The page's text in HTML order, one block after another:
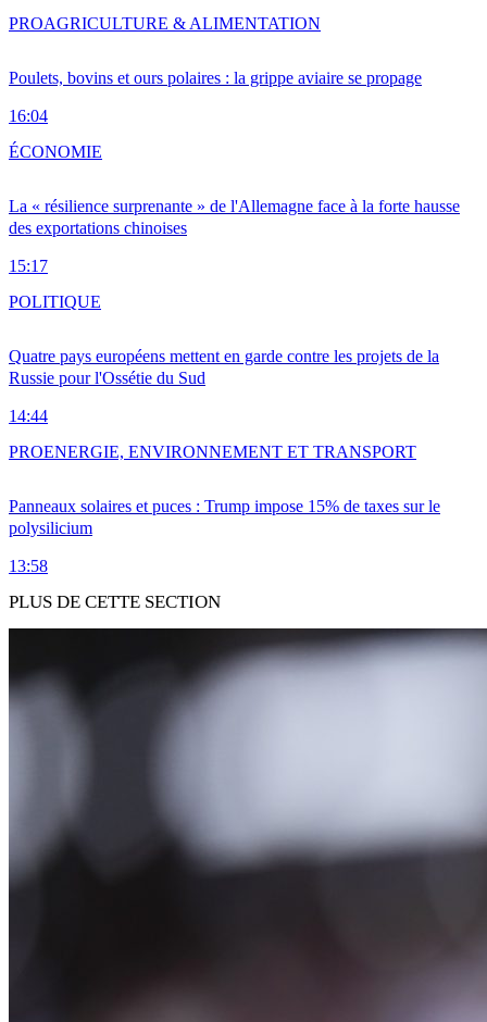
Poulets, bovins et ours polaires : la grippe aviaire se propage
16:04
PROAGRICULTURE & ALIMENTATION
La « résilience surprenante » de l'Allemagne face à la forte hausse
des exportations chinoises
15:17
ÉCONOMIE
Quatre pays européens mettent en garde contre les projets de la
Russie pour l'Ossétie du Sud
14:44
POLITIQUE
Panneaux solaires et puces : Trump impose 15% de taxes sur le
polysilicium
13:58
PROENERGIE, ENVIRONNEMENT ET TRANSPORT
PLUS DE CETTE SECTION